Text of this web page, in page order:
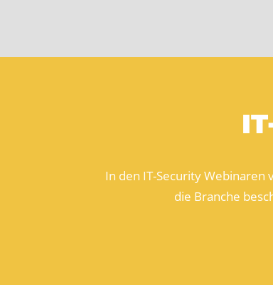
In den IT-Security Webinaren
die Branche